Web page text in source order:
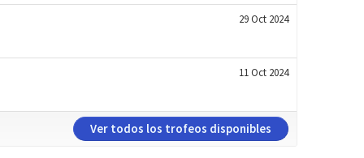
29 Oct 2024
11 Oct 2024
Ver todos los trofeos disponibles